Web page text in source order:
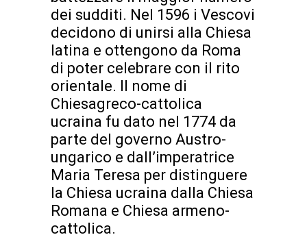
dei sudditi. Nel 1596 i Vescovi
decidono di unirsi alla Chiesa
latina e ottengono da Roma
di poter celebrare con il rito
orientale. II nome di
Chiesagreco-cattolica
ucraina fu dato nel 1774 da
parte del governo Austro-
ungarico e dall’imperatrice
Maria Teresa per distinguere
la Chiesa ucraina dalla Chiesa
Romana e Chiesa armeno-
cattolica.